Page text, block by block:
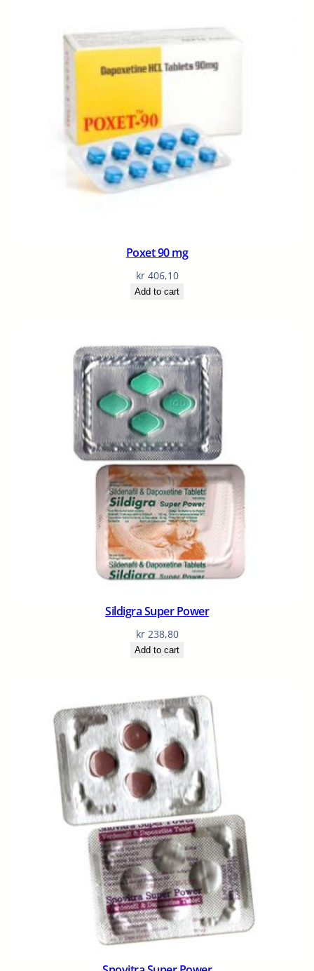
Poxet 90 mg
kr406,10
Add to cart
Sildigra Super Power
kr238,80
Add to cart